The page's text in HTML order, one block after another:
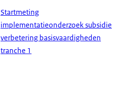
Startmeting
implementatieonderzoek subsidie
verbetering basisvaardigheden
tranche 1